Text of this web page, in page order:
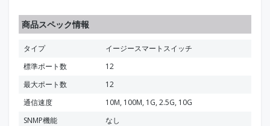
商品スペック情報
タイプ
イージースマートスイッチ
標準ポート数
12
最大ポート数
12
通信速度
10M, 100M, 1G, 2.5G, 10G
SNMP機能
なし